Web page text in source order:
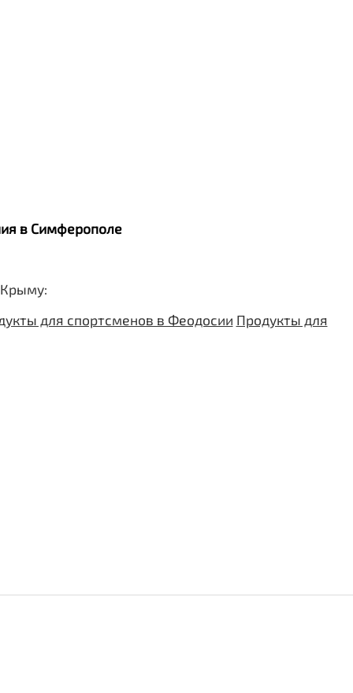
в Симферополе
Крыму:
для спортсменов в Феодосии Продукты для